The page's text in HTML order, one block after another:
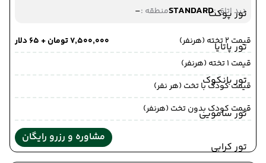
تور پوکت
تور پاتایا
تور بانکوک
تور سامویی
تور کرابی
دید اتاق :STANDARDمنطقه :-
قیمت 2 تخته (هرنفر)
۷٬۵۰۰٬۰۰۰ تومان + ۶۵ دلار
قیمت 1 تخته (هرنفر)
قیمت کودک با تخت (هر نفر)
قیمت کودک بدون تخت (هرنفر)
مشاوره و رزرو رایگان